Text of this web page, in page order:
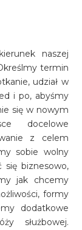
naszej
termin
udział w
i po, abyśmy
się w nowym
docelowe
z celem
sobie wolny
biznesowo,
jak chcemy
formy
dodatkowe
służbowej.